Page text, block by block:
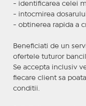
- identificarea celei
- intocmirea
- obtinerea rapida a
Beneficiati de un
ofertele tuturor
Se accepta inclusiv
fiecare client sa
conditii.